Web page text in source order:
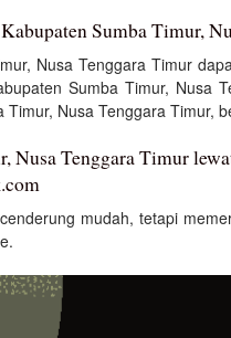
Sumba Timur,
Nusa Tenggara Timur
Sumba Timur, Nusa
Nusa Tenggara Timur,
Nusa Tenggara Timur
cenderung mudah, tetapi